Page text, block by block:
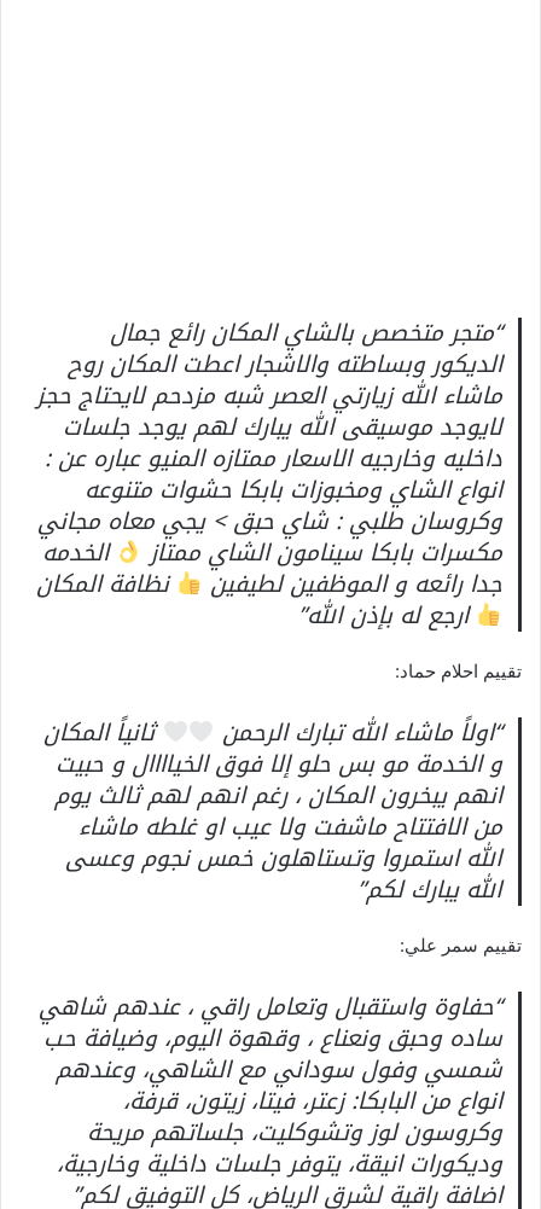
“متجر متخصص بالشاي المكان رائع جمال
الديكور وبساطته والاشجار اعطت المكان روح
ماشاء الله زيارتي العصر شبه مزدحم لايحتاج حجز
لايوجد موسيقى الله يبارك لهم يوجد جلسات
داخليه وخارجيه الاسعار ممتازه المنيو عباره عن :
انواع الشاي ومخبوزات بابكا حشوات متنوعه
وكروسان طلبي : شاي حبق > يجي معاه مجاني
مكسرات بابكا سينامون الشاي ممتاز الخدمه
جدا رائعه و الموظفين لطيفين نظافة المكان
ارجع له بإذن الله”
تقييم احلام حماد:
“اولاً ماشاء الله تبارك الرحمن ثانياً المكان
و الخدمة مو بس حلو إلا فوق الخياااال و حبيت
انهم يبخرون المكان ، رغم انهم لهم ثالث يوم
من الافتتاح ماشفت ولا عيب او غلطه ماشاء
الله استمروا وتستاهلون خمس نجوم وعسى
الله يبارك لكم”
تقييم سمر علي:
“حفاوة واستقبال وتعامل راقي ، عندهم شاهي
ساده وحبق ونعناع ، وقهوة اليوم، وضيافة حب
شمسي وفول سوداني مع الشاهي، وعندهم
انواع من البابكا: زعتر، فيتا، زيتون، قرفة،
وكروسون لوز وتشوكليت، جلساتهم مريحة
وديكورات انيقة، يتوفر جلسات داخلية وخارجية،
اضافة راقية لشرق الرياض، كل التوفيق لكم”